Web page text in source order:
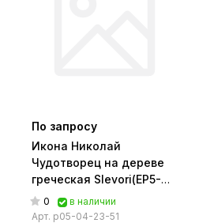
По запросу
Икона Николай
Чудотворец на дереве
греческая Slevori(ЕР5-
009) 198*247мм.
0
в наличии
Арт. р05-04-23-51